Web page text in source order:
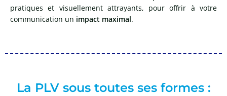
pratiques et visuellement attrayants, pour offrir à votre
communication un impact maximal.
La PLV sous toutes ses formes :